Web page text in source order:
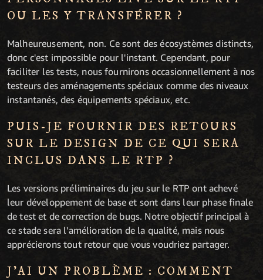
OU LES Y TRANSFÉRER ?
Malheureusement, non. Ce sont des écosystèmes distincts,
donc c'est impossible pour l'instant. Cependant, pour
faciliter les tests, nous fournirons occasionnellement à nos
testeurs des aménagements spéciaux comme des niveaux
instantanés, des équipements spéciaux, etc.
PUIS-JE FOURNIR DES RETOURS
SUR LE DESIGN DE CE QUI SERA
INCLUS DANS LE RTP ?
Les versions préliminaires du jeu sur le RTP ont achevé
leur développement de base et sont dans leur phase finale
de test et de correction de bugs. Notre objectif principal à
ce stade sera l'amélioration de la qualité, mais nous
apprécierons tout retour que vous voudriez partager.
J'AI UN PROBLÈME : COMMENT